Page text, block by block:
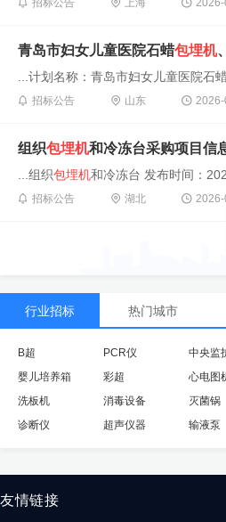
青岛市妇女儿童医院石蜡包埋机
...计划名称：青岛市妇女儿童医院石
招标公告 山东
组织包埋机和冷冻台采购项目信
...组织包埋机和冷冻台 发布时间：
招标公告 湖北
行业招标 热门城市
B超 PCR仪 中央监
婴儿培养箱
彩超 心电图
洗板机
消毒设备 灭菌锅
诊断仪
超声仪器 输液泵
友情链接